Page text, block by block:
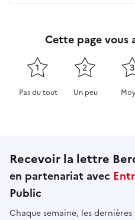
Cette page vous
1
Pas du tout
2
Un peu
3
Recevoir la lettre
en partenariat avec
Public
Chaque semaine, les